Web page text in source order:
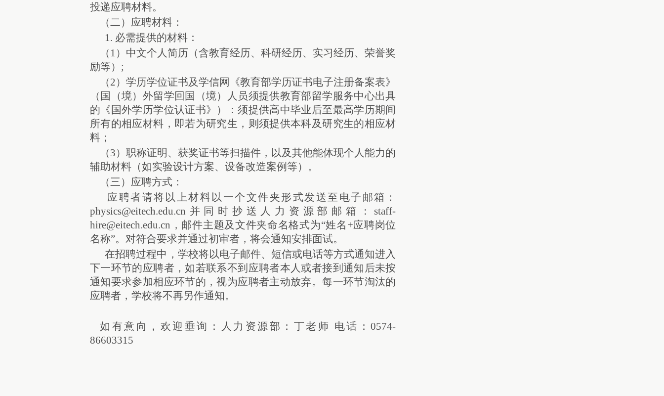
投递应聘材料。
（二）应聘材料：
1. 必需提供的材料：
（1）中文个人简历（含教育经历、科研经历、实习经历、荣誉奖
励等）;
（2）学历学位证书及学信网《教育部学历证书电子注册备案表》
（国（境）外留学回国（境）人员须提供教育部留学服务中心出具
的《国外学历学位认证书》）：须提供高中毕业后至最高学历期间
所有的相应材料，即若为研究生，则须提供本科及研究生的相应材
料；
（3）职称证明、获奖证书等扫描件，以及其他能体现个人能力的
辅助材料（如实验设计方案、设备改造案例等） 。
（三）应聘方式：
应聘者请将以上材料以一个文件夹形式发送至电子邮箱：
physics@eitech.edu.cn 并同时抄送人力资源部邮箱：staff-
hire@eitech.edu.cn，邮件主题及文件夹命名格式为“姓名+应聘岗位
名称”。对符合要求并通过初审者，将会通知安排面试。
在招聘过程中，学校将以电子邮件、短信或电话等方式通知进入
下一环节的应聘者，如若联系不到应聘者本人或者接到通知后未按
通知要求参加相应环节的，视为应聘者主动放弃。每一环节淘汰的
应聘者，学校将不再另作通知。
如有意向，欢迎垂询：人力资源部：丁老师 电话：0574-
86603315